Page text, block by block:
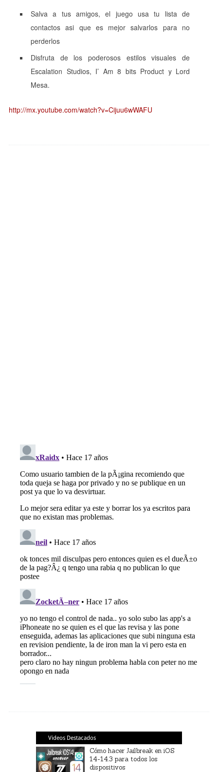
Salva a tus amigos, el juego usa tu lista de
contactos asi que es mejor salvarlos para no
perderlos
Disfruta de los poderosos estilos visuales de
Escalation Studios, I’ Am 8 bits Product y Lord
Mesa.
http://mx.youtube.com/watch?v=Cijuu6wWAFU
Videos Destacados
Cómo hacer Jailbreak en iOS
14-14.3 para todos los
dispositivos